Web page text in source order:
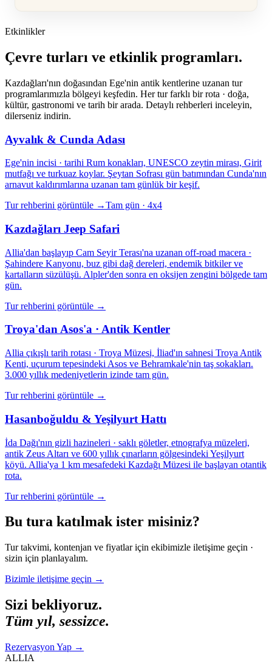
Etkinlikler
Çevre turları ve etkinlik programları.
Kazdağları'nın doğasından Ege'nin antik kentlerine uzanan tur
programlarımızla bölgeyi keşfedin. Her tur farklı bir rota · doğa,
kültür, gastronomi ve tarih bir arada. Detaylı rehberleri inceleyin,
dilerseniz indirin.
Ayvalık & Cunda Adası
Ege'nin incisi · tarihi Rum konakları, UNESCO zeytin mirası, Girit
mutfağı ve turkuaz koylar. Şeytan Sofrası gün batımından Cunda'nın
arnavut kaldırımlarına uzanan tam günlük bir keşif.
Tur rehberini görüntüle →Tam gün · 4x4
Kazdağları Jeep Safari
Allia'dan başlayıp Cam Seyir Terası'na uzanan off-road macera ·
Şahindere Kanyonu, buz gibi dağ dereleri, endemik bitkiler ve
kartalların süzülüşü. Alpler'den sonra en oksijen zengini bölgede tam
gün.
Tur rehberini görüntüle →
Troya'dan Asos'a · Antik Kentler
Allia çıkışlı tarih rotası · Troya Müzesi, İliad'ın sahnesi Troya Antik
Kenti, uçurum tepesindeki Asos ve Behramkale'nin taş sokakları.
3.000 yıllık medeniyetlerin izinde tam gün.
Tur rehberini görüntüle →
Hasanboğuldu & Yeşilyurt Hattı
İda Dağı'nın gizli hazineleri · saklı göletler, etnografya müzeleri,
antik Zeus Altarı ve 600 yıllık çınarların gölgesindeki Yeşilyurt
köyü. Allia'ya 1 km mesafedeki Kazdağı Müzesi ile başlayan otantik
rota.
Tur rehberini görüntüle →
Bu tura katılmak ister misiniz?
Tur takvimi, kontenjan ve fiyatlar için ekibimizle iletişime geçin ·
sizin için planlayalım.
Bizimle iletişime geçin →
Sizi bekliyoruz.
Tüm yıl, sessizce.
Rezervasyon Yap →
ALLIA